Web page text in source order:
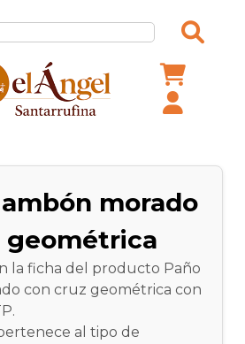
morado
geométrica
la ficha del producto Paño
con cruz geométrica con
al tipo de